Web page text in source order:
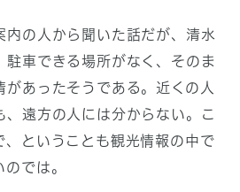
内の人から聞いた話だが、清水
駐車できる場所がなく、そのま
があったそうである。近くの人
、遠方の人には分からない。こ
、ということも観光情報の中で
では。